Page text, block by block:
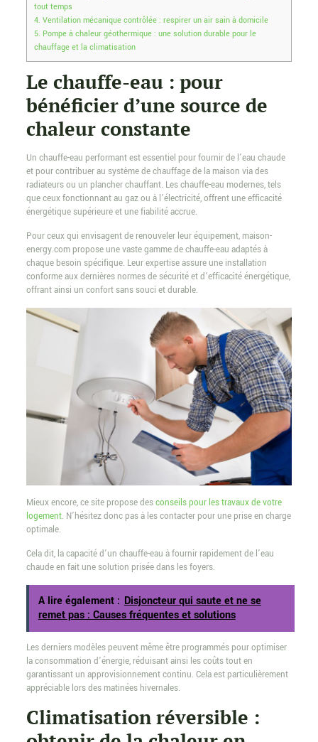
tout temps
4. Ventilation mécanique contrôlée : respirer un air sain à domicile
5. Pompe à chaleur géothermique : une solution durable pour le
chauffage et la climatisation
Le chauffe-eau : pour
bénéficier d’une source de
chaleur constante
Un chauffe-eau performant est essentiel pour fournir de l’eau chaude
et pour contribuer au système de chauffage de la maison via des
radiateurs ou un plancher chauffant. Les chauffe-eau modernes, tels
que ceux fonctionnant au gaz ou à l’électricité, offrent une efficacité
énergétique supérieure et une fiabilité accrue.
Pour ceux qui envisagent de renouveler leur équipement, maison-
energy.com propose une vaste gamme de chauffe-eau adaptés à
chaque besoin spécifique. Leur expertise assure une installation
conforme aux dernières normes de sécurité et d’efficacité énergétique,
offrant ainsi un confort sans souci et durable.
Mieux encore, ce site propose desconseils pour les travaux de votre
logement. N’hésitez donc pas à les contacter pour une prise en charge
optimale.
Cela dit, la capacité d’un chauffe-eau à fournir rapidement de l’eau
chaude en fait une solution prisée dans les foyers.
A lire également : Disjoncteur qui saute et ne se
remet pas : Causes fréquentes et solutions
Les derniers modèles peuvent même être programmés pour optimiser
la consommation d’énergie, réduisant ainsi les coûts tout en
garantissant un approvisionnement continu. Cela est particulièrement
appréciable lors des matinées hivernales.
Climatisation réversible :